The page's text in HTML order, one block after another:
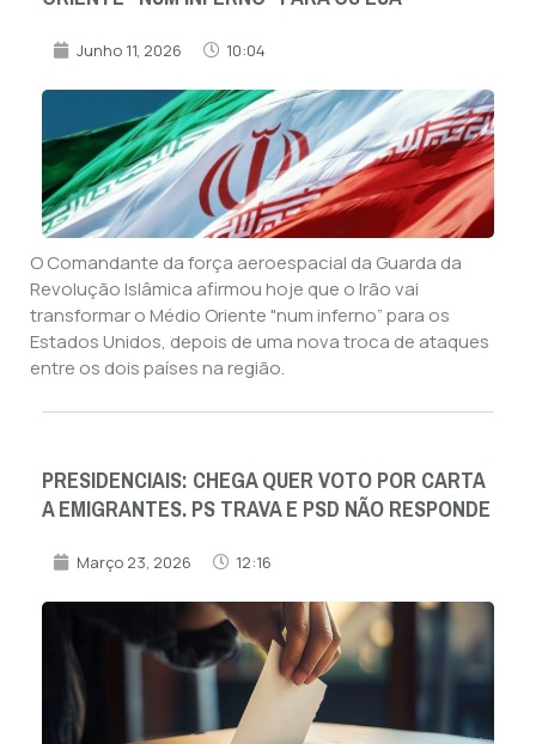
Junho 11, 2026 10:04
O Comandante da força aeroespacial da Guarda da
Revolução Islâmica afirmou hoje que o Irão vai
transformar o Médio Oriente "num inferno” para os
Estados Unidos, depois de uma nova troca de ataques
entre os dois países na região.
PRESIDENCIAIS: CHEGA QUER VOTO POR CARTA
A EMIGRANTES. PS TRAVA E PSD NÃO RESPONDE
Março 23, 2026 12:16